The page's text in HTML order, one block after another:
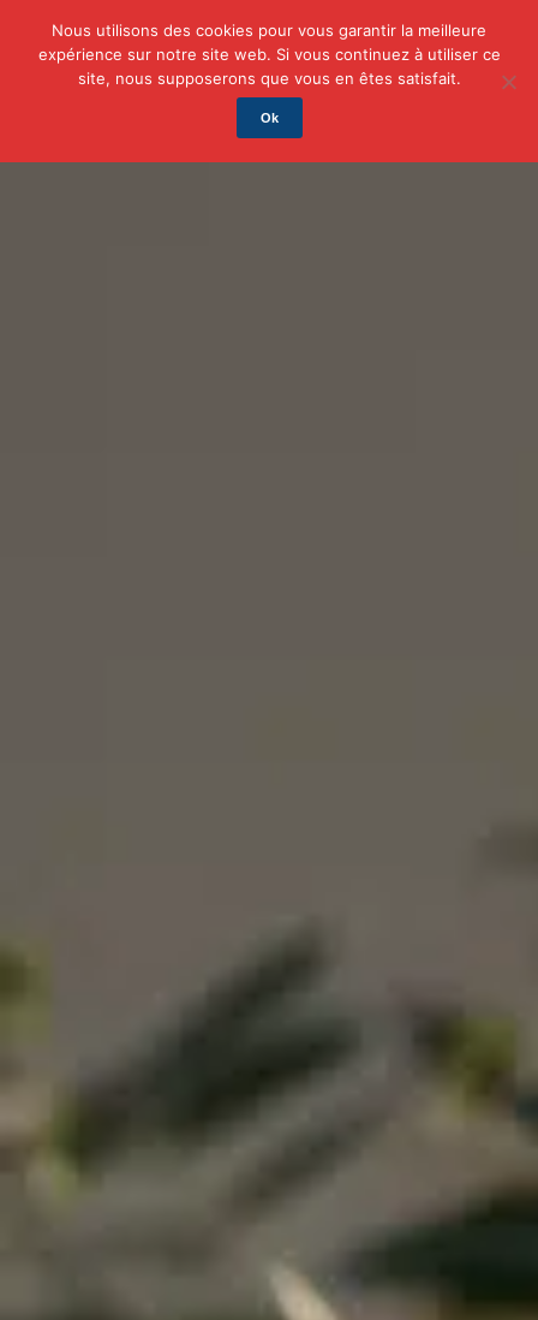
Auto/Moto Business Famille Finance
Nous utilisons des cookies pour vous garantir la meilleure
expérience sur notre site web. Si vous continuez à utiliser ce
site, nous supposerons que vous en êtes satisfait.
Ok